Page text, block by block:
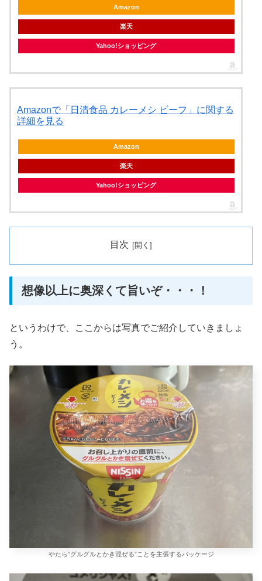
Amazon
楽天
Yahoo!ショッピング
Amazonで「日清食品 カレーメシ ビーフ」に関する
詳細を見る
Amazon
楽天
Yahoo!ショッピング
目次
想像以上に奥深くて旨いぞ・・・！
というわけで、ここからは写真でご紹介していきましょ
う。
やたら”グルグルとかき混ぜる”ことを主張するパッケージ